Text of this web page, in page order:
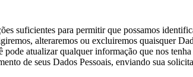
suficientes para permitir que possamos
alteraremos ou excluiremos quaisquer
pode atualizar qualquer informação que nos
de seus Dados Pessoais, enviando sua